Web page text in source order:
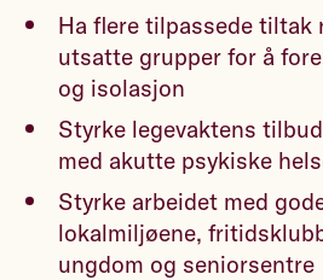
Ha flere tilpassede
utsatte grupper for å
og isolasjon
Styrke legevaktens
med akutte psykiske
Styrke arbeidet med
lokalmiljøene,
ungdom og seniorsentre